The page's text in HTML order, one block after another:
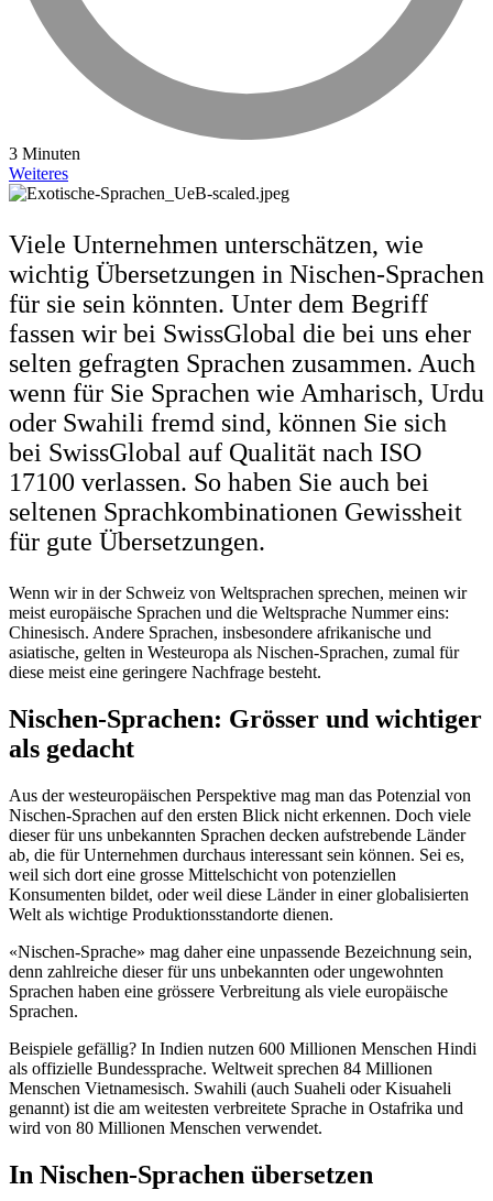
3 Minuten
Weiteres
Viele Unternehmen unterschätzen, wie
wichtig Übersetzungen in Nischen-Sprachen
für sie sein könnten. Unter dem Begriff
fassen wir bei SwissGlobal die bei uns eher
selten gefragten Sprachen zusammen. Auch
wenn für Sie Sprachen wie Amharisch, Urdu
oder Swahili fremd sind, können Sie sich
bei SwissGlobal auf Qualität nach ISO
17100 verlassen. So haben Sie auch bei
seltenen Sprachkombinationen Gewissheit
für gute Übersetzungen.
Wenn wir in der Schweiz von Weltsprachen sprechen, meinen wir
meist europäische Sprachen und die Weltsprache Nummer eins:
Chinesisch. Andere Sprachen, insbesondere afrikanische und
asiatische, gelten in Westeuropa als Nischen-Sprachen, zumal für
diese meist eine geringere Nachfrage besteht.
Nischen-Sprachen: Grösser und wichtiger
als gedacht
Aus der westeuropäischen Perspektive mag man das Potenzial von
Nischen-Sprachen auf den ersten Blick nicht erkennen. Doch viele
dieser für uns unbekannten Sprachen decken aufstrebende Länder
ab, die für Unternehmen durchaus interessant sein können. Sei es,
weil sich dort eine grosse Mittelschicht von potenziellen
Konsumenten bildet, oder weil diese Länder in einer globalisierten
Welt als wichtige Produktionsstandorte dienen.
«Nischen-Sprache» mag daher eine unpassende Bezeichnung sein,
denn zahlreiche dieser für uns unbekannten oder ungewohnten
Sprachen haben eine grössere Verbreitung als viele europäische
Sprachen.
Beispiele gefällig? In Indien nutzen 600 Millionen Menschen Hindi
als offizielle Bundessprache. Weltweit sprechen 84 Millionen
Menschen Vietnamesisch. Swahili (auch Suaheli oder Kisuaheli
genannt) ist die am weitesten verbreitete Sprache in Ostafrika und
wird von 80 Millionen Menschen verwendet.
In Nischen-Sprachen übersetzen